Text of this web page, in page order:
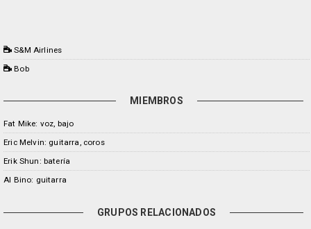
S&M Airlines
Bob
MIEMBROS
Fat Mike: voz, bajo
Eric Melvin: guitarra, coros
Erik Shun: batería
Al Bino: guitarra
GRUPOS RELACIONADOS